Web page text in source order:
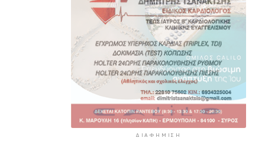
ΔΙΑΦΉΜΙΣΗ